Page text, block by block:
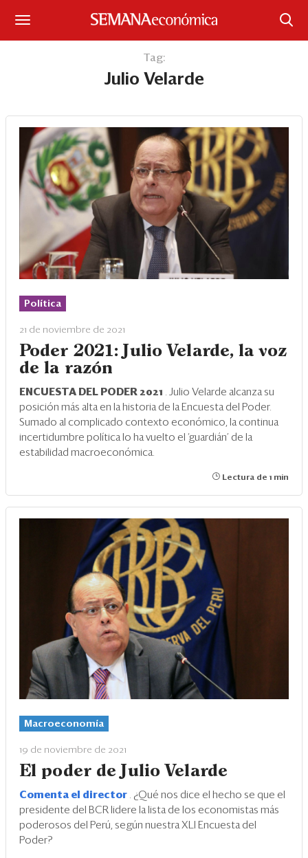
Portada
¿Qué está pasando?
Sectores y Empresas
Management
Economía y Finanzas
Legal y Política
Eventos
Ranking CEO
Edición Impresa
Tag:
Julio Velarde
Política
21 de noviembre de 2021
Poder 2021: Julio Velarde, la voz
de la razón
ENCUESTA DEL PODER 2021
. Julio Velarde alcanza su
posición más alta en la historia de la Encuesta del Poder.
Sumado al complicado contexto económico, la continua
incertidumbre política lo ha vuelto el ‘guardián’ de la
estabilidad macroeconómica.
Lectura de 1 min
Macroeconomía
19 de noviembre de 2021
El poder de Julio Velarde
Comenta el director . ¿Qué nos dice el hecho se que el
presidente del BCR lidere la lista de los economistas más
poderosos del Perú, según nuestra XLI Encuesta del
Poder?